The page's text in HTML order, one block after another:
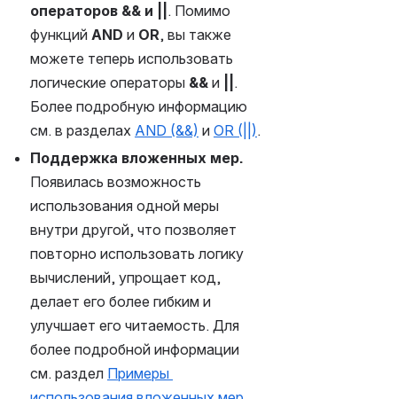
операторов && и || . Помимо
функций AND и OR, вы также
можете теперь использовать
логические операторы && и
.
Более подробную информацию
см. в разделах AND (&&) и OR (||).
Поддержка вложенных мер.
Появилась возможность
использования одной меры
внутри другой, что позволяет
повторно использовать логику
вычислений, упрощает код,
делает его более гибким и
улучшает его читаемость. Для
более подробной информации
см. раздел Примеры